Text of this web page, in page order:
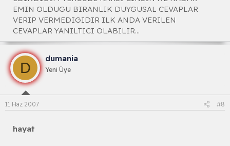
EMIN OLDUGU BIRANLIK DUYGUSAL CEVAPLAR
VERIP VERMEDIGIDIR ILK ANDA VERILEN
CEVAPLAR YANILTICI OLABILIR...
D
dumania
Yeni Üye
11 Haz 2007 #8
hayat